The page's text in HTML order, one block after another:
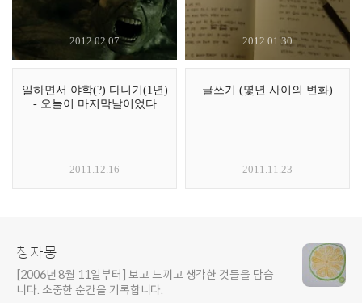
2012.02.07 2012.01.30
일하면서 야학(?) 다니기(1년)
- 오늘이 마지막날이었다
2011.12.16
글쓰기 (몇년 사이의 변화)
2011.11.23
청자몽
[2006년 8월 11일부터] 보고 느끼고 생각한 것들을 담습
니다. 소중한 순간을 기록합니다.